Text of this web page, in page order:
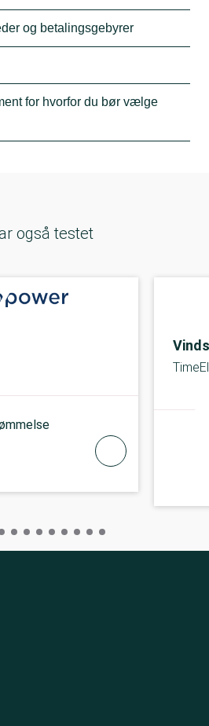
og betalingsgebyrer
for hvorfor du bør vælge
også testet
TimeEl